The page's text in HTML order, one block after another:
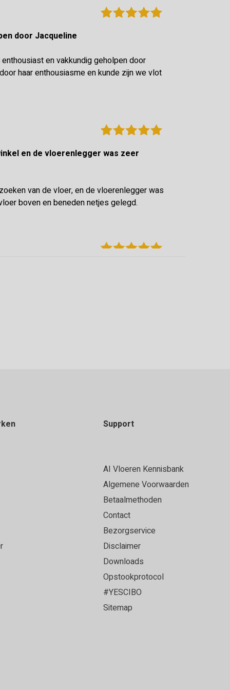
door Jacqueline
en vakkundig geholpen door
haar enthousiasme en kunde zijn we vlot
van de vloer, en de vloerenlegger was
boven en beneden netjes gelegd.
een ervaren vloerenlegger die onze PVC vloer
heeft gelegd. Alles strak afgewerkt en het
geworden!
en top vloer!
Support
AI Vloeren Kennisbank
Algemene Voorwaarden
Betaalmethoden
Contact
Bezorgservice
Disclaimer
Downloads
Opstookprotocol
#YESCIBO
Sitemap